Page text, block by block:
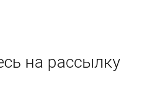
на рассылку